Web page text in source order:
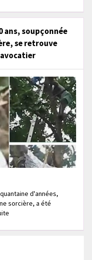
ans, soupçonnée
se retrouve
d'années,
sorcière, a été